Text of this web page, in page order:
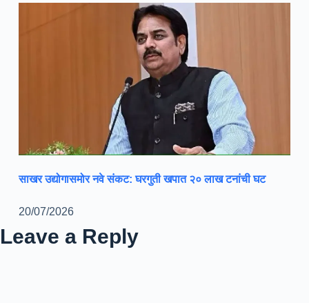
साखर उद्योगासमोर नवे संकट: घरगुती खपात २० लाख टनांची घट
20/07/2026
Leave a Reply